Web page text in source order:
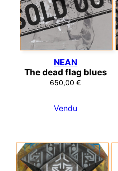
NEAN
The dead flag blues
650,00€
Vendu